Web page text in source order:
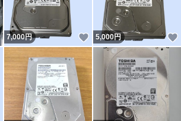
いいね！
7,000円 いいね！
5,000円